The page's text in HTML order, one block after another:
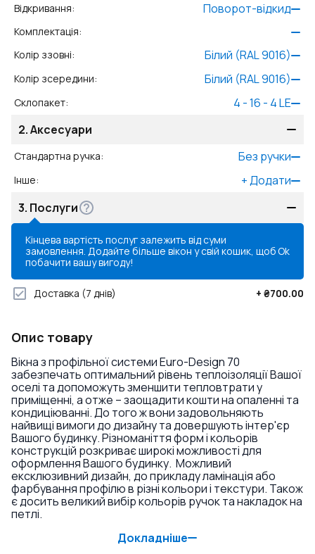
Відкривання: Поворот-відкид
Комплектація:
Колір ззовні: Білий (RAL 9016)
Колір зсередини: Білий (RAL 9016)
Склопакет:
4 - 16 - 4 LE
2.Аксесуари
Стандартна ручка: Без ручки
Інше: +Додати
3. Послуги
Кінцева вартість послуг залежить від суми
замовлення. Додайте більше вікон у свій кошик, щоб
побачити вашу вигоду!
Ok
Доставка (7 днів) + ₴700.00
Опис товару
Вікна з профільної системи Euro-Design 70
забезпечать оптимальний рівень теплоізоляції Вашої
оселі та допоможуть зменшити тепловтрати у
приміщенні, а отже – заощадити кошти на опаленні та
кондиціюванні. До того ж вони задовольняють
найвищі вимоги до дизайну та довершують інтер'єр
Вашого будинку. Різноманіття форм і кольорів
конструкцій розкриває широкі можливості для
оформлення Вашого будинку. Можливий
ексклюзивний дизайн, до прикладу ламінація або
фарбування профілю в різні кольори і текстури. Також
є досить великий вибір кольорів ручок та накладок на
петлі.
Докладніше